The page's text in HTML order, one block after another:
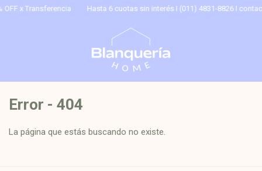
Hasta 6 cuotas sin interés I (011) 4831-8826 I
Error - 404
La página que estás buscando no existe.